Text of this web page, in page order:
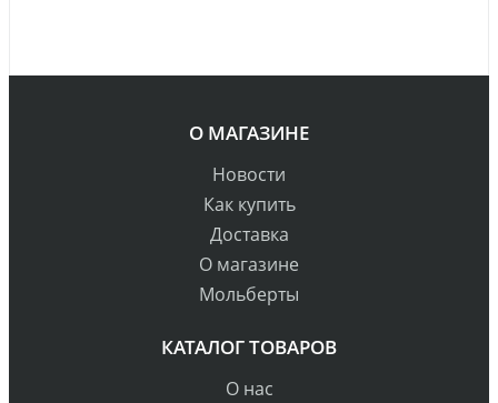
О МАГАЗИНЕ
Новости
Как купить
Доставка
О магазине
Мольберты
КАТАЛОГ ТОВАРОВ
О нас